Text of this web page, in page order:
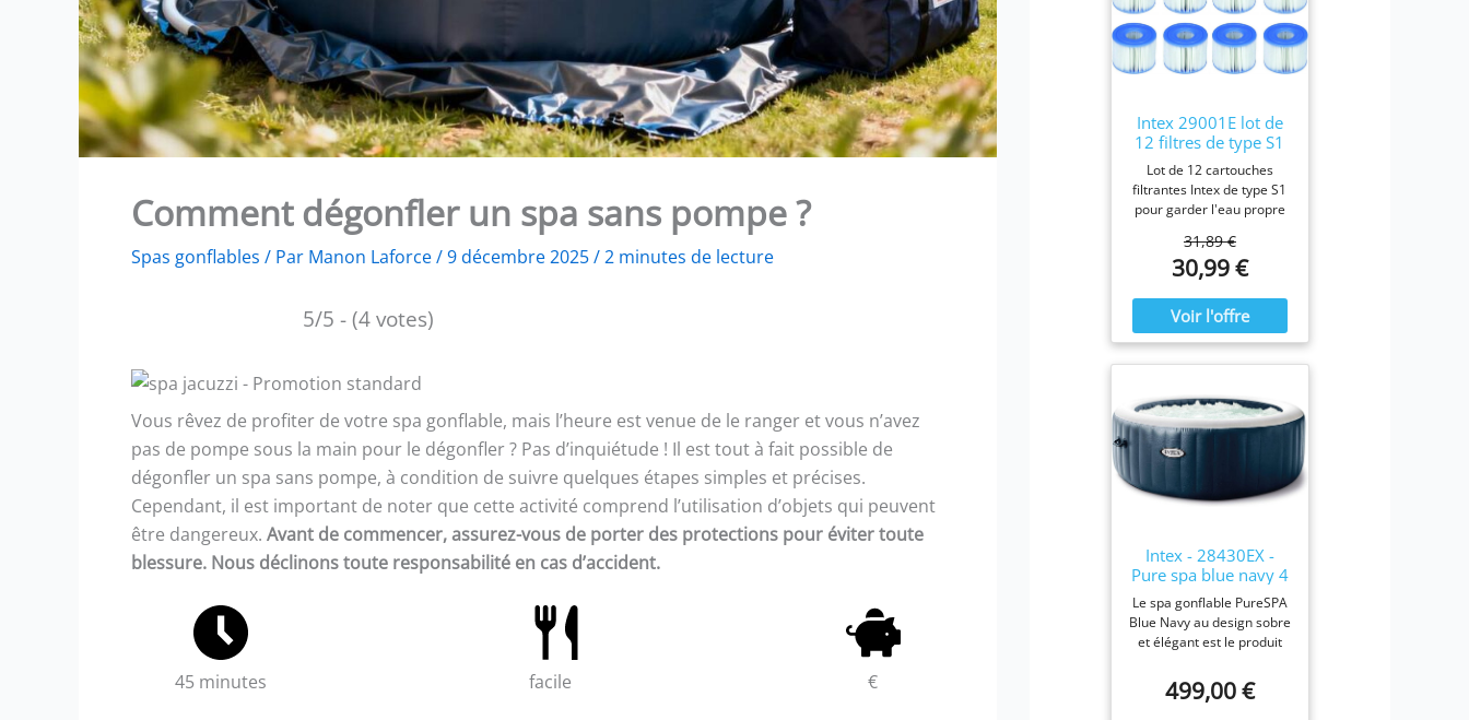
Comment dégonfler un spa sans pompe ?
Spas gonflables / Par Manon Laforce/9 décembre 2025/2 minutes de lecture
5/5 - (4 votes)
Vous rêvez de profiter de votre spa gonflable, mais l’heure est venue de le ranger et vous n’avez
pas de pompe sous la main pour le dégonfler ? Pas d’inquiétude ! Il est tout à fait possible de
dégonfler un spa sans pompe, à condition de suivre quelques étapes simples et précises.
Cependant, il est important de noter que cette activité comprend l’utilisation d’objets qui peuvent
être dangereux. Avant de commencer, assurez-vous de porter des protections pour éviter toute
blessure. Nous déclinons toute responsabilité en cas d’accident.
45 minutes facile €
Intex 29001E lot de
12 filtres de type S1
Lot de 12 cartouches
filtrantes Intex de type S1
pour garder l'eau propre
efficacité maximale,
nettoyez les cartouches
remplacez-les une fois par
mois ou plus tôt Il est
fabriqué avec du papier
Dacron résistant facile à
filtration ultime.
Fonctionne avec tous les
modèles Intex PureSpa y
compris 28403E, 28407E,
28443E, 28453E, 28421E,
28423E, 28413E, et
31,89 €
30,99 €
Intex - 28430EX -
Pure spa blue navy 4
places
Le spa gonflable PureSPA
Blue Navy au design sobre
et élégant est le produit
tout au long de l'année.
Ressourcez-vous à la
499,00 €